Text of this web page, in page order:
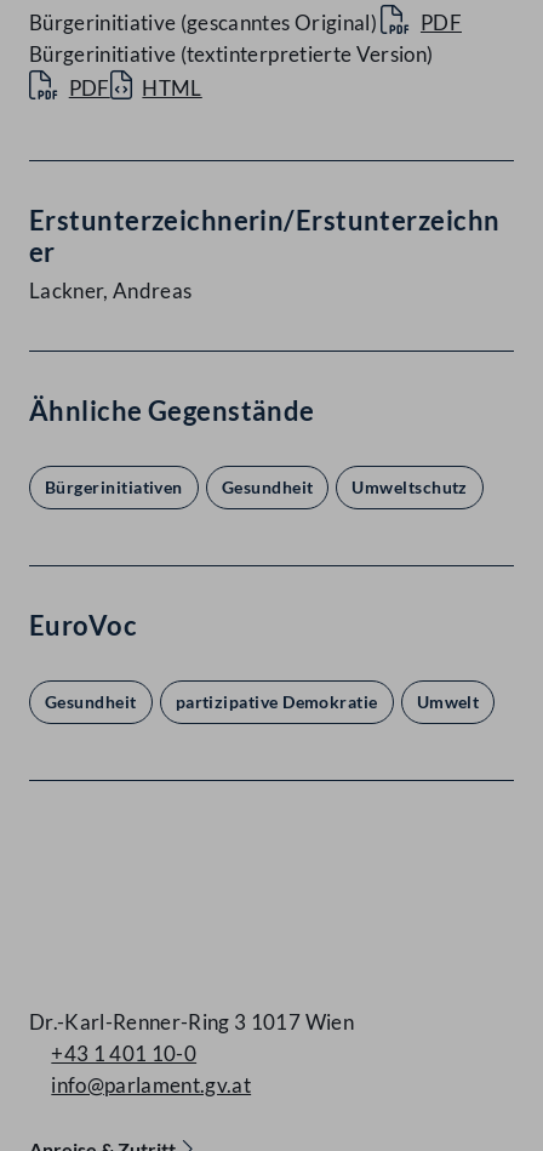
Bürgerinitiative (gescanntes Original)
PDF
Bürgerinitiative (textinterpretierte Version)
PDF
HTML
Erstunterzeichnerin/Erstunterzeichn
er
Lackner, Andreas
Ähnliche Gegenstände
Bürgerinitiativen Gesundheit Umweltschutz
EuroVoc
Gesundheit partizipative Demokratie Umwelt
Dr.-Karl-Renner-Ring 3 1017 Wien
+43 1 401 10-0
info@parlament.gv.at